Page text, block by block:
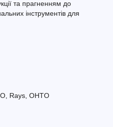
та прагненням до
інструментів для
Rays, OHTO